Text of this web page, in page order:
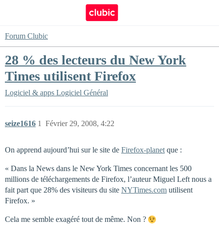
Forum Clubic
28 % des lecteurs du New York
Times utilisent Firefox
Logiciel & apps Logiciel Général
seize1616 Février 29, 2008, 4:22
1
On apprend aujourd’hui sur le site de Firefox-planet que :
« Dans la News dans le New York Times concernant les 500
millions de téléchargements de Firefox, l’auteur Miguel Left nous a
fait part que 28% des visiteurs du site NYTimes.com utilisent
Firefox. »
Cela me semble exagéré tout de même. Non ?